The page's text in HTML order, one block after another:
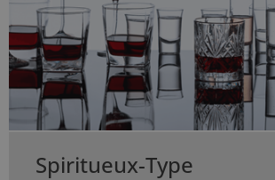
Spiritueux-Type